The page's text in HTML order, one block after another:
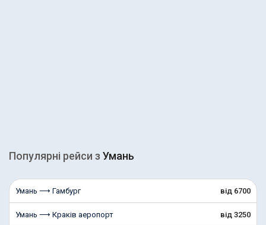
Популярні рейcи з Умань
Умань ⟶ Гамбург від 6700
Умань ⟶ Краків аеропорт від 3250